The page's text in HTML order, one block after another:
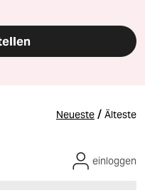
Neueste / Älteste
einloggen